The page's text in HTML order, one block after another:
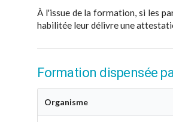
À l'issue de la formation, si les
habilitée leur délivre une
Formation dispensée
Organisme